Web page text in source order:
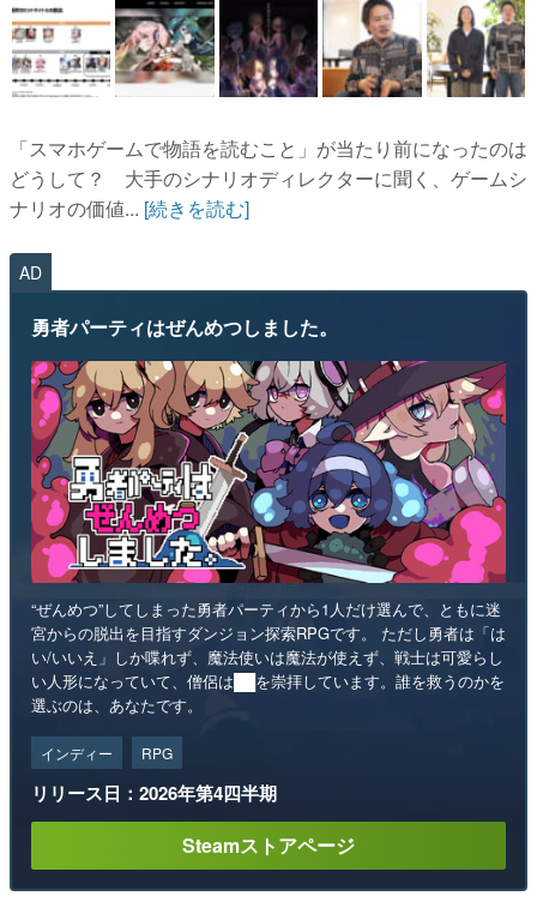
「スマホゲームで物語を読むこと」が当たり前になったのは
どうして？ 大手のシナリオディレクターに聞く、ゲームシ
ナリオの価値... [続きを読む]
AD
勇者パーティはぜんめつしました。
“ぜんめつ”してしまった勇者パーティから1人だけ選んで、ともに迷
宮からの脱出を目指すダンジョン探索RPGです。 ただし勇者は「は
い/いいえ」しか喋れず、魔法使いは魔法が使えず、戦士は可愛らし
い人形になっていて、僧侶は██を崇拝しています。誰を救うのかを
選ぶのは、あなたです。
インディー RPG
リリース日：2026年第4四半期
Steamストアページ